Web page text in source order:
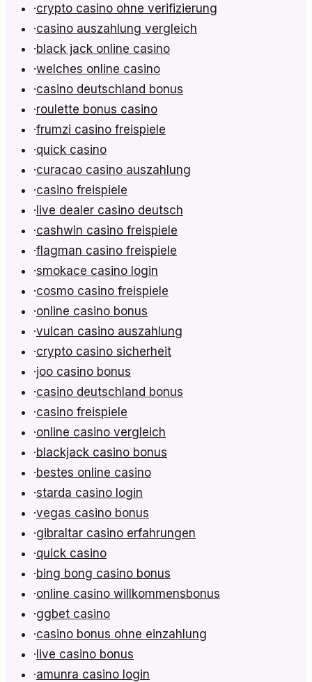
·crypto casino ohne verifizierung
·casino auszahlung vergleich
·black jack online casino
·welches online casino
·casino deutschland bonus
·roulette bonus casino
·frumzi casino freispiele
·quick casino
·curacao casino auszahlung
·casino freispiele
·live dealer casino deutsch
·cashwin casino freispiele
·flagman casino freispiele
·smokace casino login
·cosmo casino freispiele
·online casino bonus
·vulcan casino auszahlung
·crypto casino sicherheit
·joo casino bonus
·casino deutschland bonus
·casino freispiele
·online casino vergleich
·blackjack casino bonus
·bestes online casino
·starda casino login
·vegas casino bonus
·gibraltar casino erfahrungen
·quick casino
·bing bong casino bonus
·online casino willkommensbonus
·ggbet casino
·casino bonus ohne einzahlung
·live casino bonus
·amunra casino login